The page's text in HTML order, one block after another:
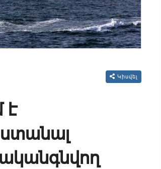
Կիսվել
է
ստանալ